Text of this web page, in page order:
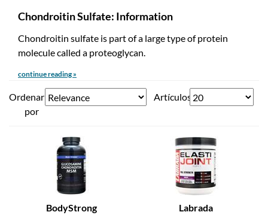
Chondroitin Sulfate: Information
Chondroitin sulfate is part of a large type of protein
molecule called a proteoglycan.
continue reading »
Ordenar
por
Artículos
BodyStrong Labrada